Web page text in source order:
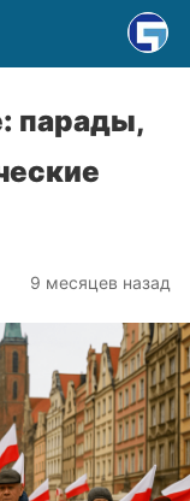
парады,
9 месяцев назад